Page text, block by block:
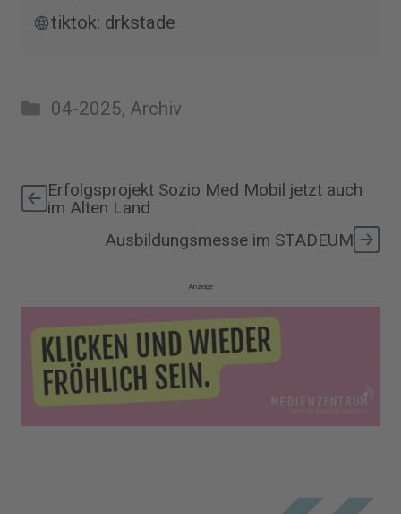
tiktok: drkstade
Kategorien
04-2025, Archiv
Erfolgsprojekt Sozio Med Mobil jetzt auch
im Alten Land
Ausbildungsmesse im STADEUM
Anzeige